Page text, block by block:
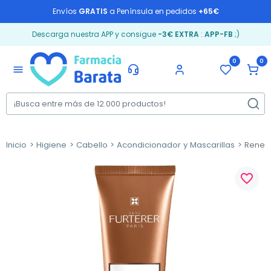
Envíos GRATIS a Península en pedidos +65€
Descarga nuestra APP y consigue -3€ EXTRA: APP-FB ;)
menu
0 0
Inicio Higiene Cabello Acondicionador y Mascarillas Rene
favorite_border